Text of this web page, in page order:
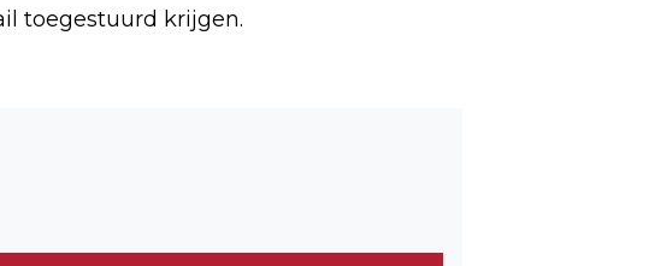
toegestuurd krijgen.
GEOPEND